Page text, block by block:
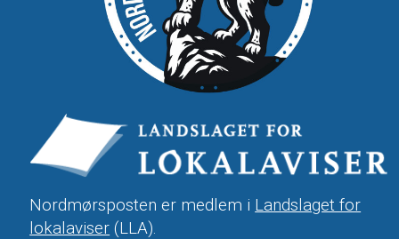
Nordmørsposten er medlem i Landslaget for
lokalaviser (LLA).